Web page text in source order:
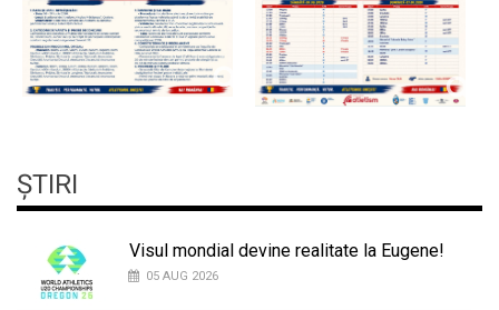
ȘTIRI
Visul mondial devine realitate la Eugene!
05 AUG 2026